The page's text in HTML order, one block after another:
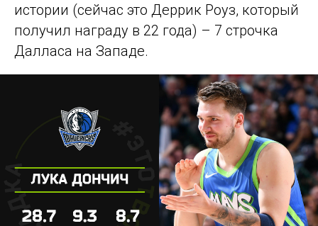
истории (сейчас это Деррик Роуз, который
получил награду в 22 года) – 7 строчка
Далласа на Западе.